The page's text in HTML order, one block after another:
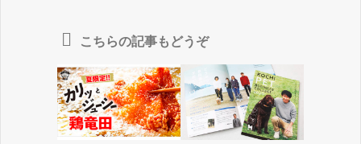
こちらの記事もどうぞ